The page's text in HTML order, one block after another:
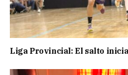
Liga Provincial: El salto